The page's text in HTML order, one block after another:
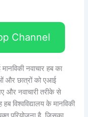
Channel
नवाचार हब का
और छात्रों को एआई
और नवाचारी तरीके से
विश्वविद्यालय के मानविकी